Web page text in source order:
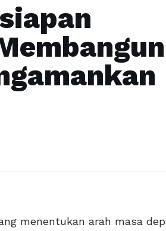
menentukan arah masa